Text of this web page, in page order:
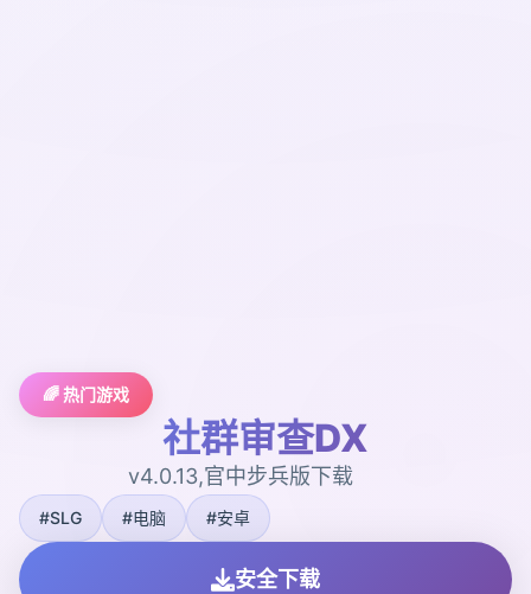
🌈 热门游戏
社群审查DX
v4.0.13,官中步兵版下载
#SLG #电脑 #安卓
安全下载